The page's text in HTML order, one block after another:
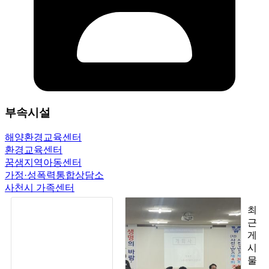
부속시설
해양환경교육센터
환경교육센터
꿈샘지역아동센터
가정·성폭력통합상담소
사천시 가족센터
최
근
게
시
물